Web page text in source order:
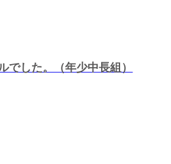
でした。（年少中長組）